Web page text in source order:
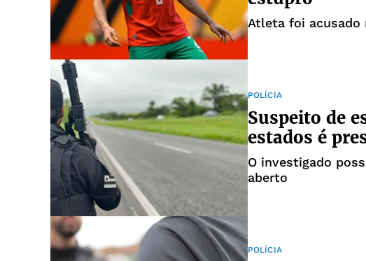
Atleta foi acusado
POLÍCIA
Suspeito de
estados é
O investigado
aberto
POLÍCIA